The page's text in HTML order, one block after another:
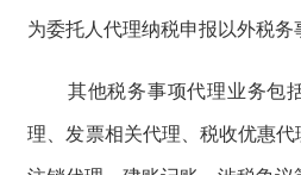
为委托人代理纳税申报以外税务
其他税务事项代理业务包
理、发票相关代理、税收优惠